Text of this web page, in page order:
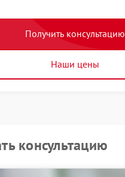
Получить консультацию
Наши цены
консультацию